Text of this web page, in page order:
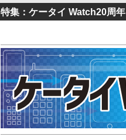
特集：ケータイ Watch20周年